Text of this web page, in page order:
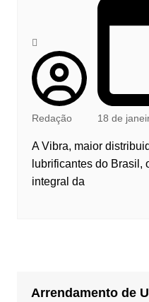
Redação 18 de
A Vibra, maior
lubrificantes do
integral da
Arrendamento de